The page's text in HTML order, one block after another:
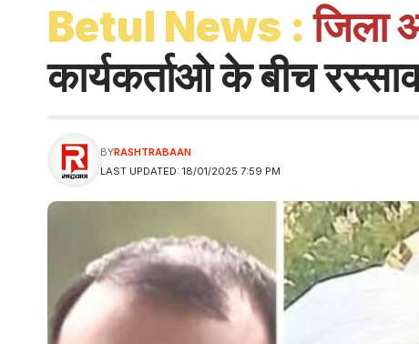
Betul News :जिला
कार्यकर्ताओ के बीच
LAST UPDATED: 18/01/2025 7:59 PM
BYRASHTRABAAN